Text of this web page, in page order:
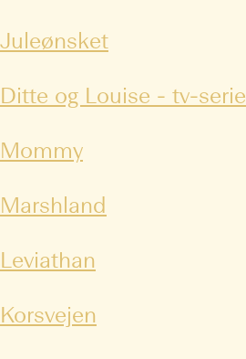
Juleønsket
Ditte og Louise - tv-serie
Mommy
Marshland
Leviathan
Korsvejen